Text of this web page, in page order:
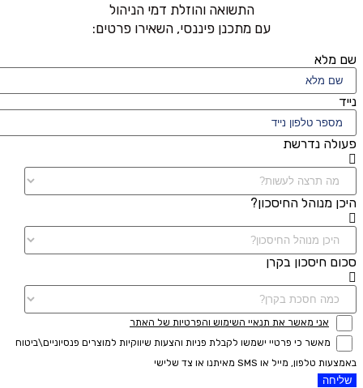
התשואה והוזלת דמי הניהול
עם מתכנן פיננסי, השאירו פרטים:
שם מלא
נייד
פעולה נדרשת
היכן מנוהל החיסכון?
סכום חיסכון בקרן
אני מאשר את תנאיי השימוש והפרטיות של האתר
מאשר כי פרטיי ישמשו לקבלת פניות והצעות שיווקיות למוצרים פנסיוניים\ביטוח
באמצעות טלפון, מייל או SMS מאיתנו או צד שלישי
שליחה